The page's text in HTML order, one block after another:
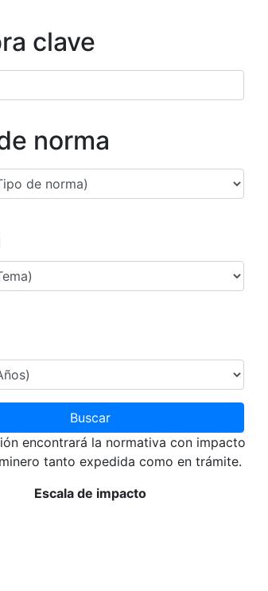
clave
norma
Buscar
encontrará la normativa con impacto
tanto expedida como en trámite.
Escala de impacto